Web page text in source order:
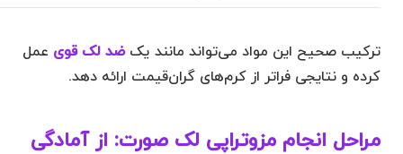
ترکیب صحیح این مواد می‌تواند مانند یکضد لک قوی عمل
کرده و نتایجی فراتر از کرم‌های گران‌قیمت ارائه دهد.
مراحل انجام مزوتراپی لک صورت: از آمادگی